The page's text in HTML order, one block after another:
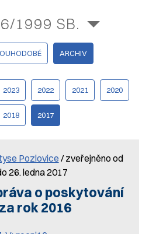
1999 SB.
ARCHIV
2023 2022 2021 2020
2018 2017
Pozlovice / zveřejněno od
26. ledna 2017
o poskytování
rok 2016